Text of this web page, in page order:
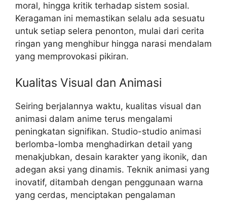
moral, hingga kritik terhadap sistem sosial.
Keragaman ini memastikan selalu ada sesuatu
untuk setiap selera penonton, mulai dari cerita
ringan yang menghibur hingga narasi mendalam
yang memprovokasi pikiran.
Kualitas Visual dan Animasi
Seiring berjalannya waktu, kualitas visual dan
animasi dalam anime terus mengalami
peningkatan signifikan. Studio-studio animasi
berlomba-lomba menghadirkan detail yang
menakjubkan, desain karakter yang ikonik, dan
adegan aksi yang dinamis. Teknik animasi yang
inovatif, ditambah dengan penggunaan warna
yang cerdas, menciptakan pengalaman